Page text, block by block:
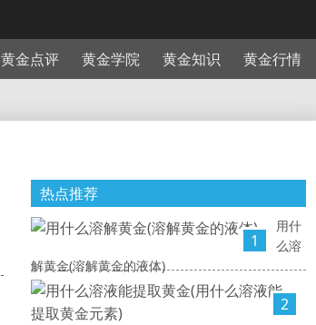
黄金点评 黄金学院 黄金知识 黄金行情
热点推荐
1
用什
么溶
解黄金(溶解黄金的液体)
2